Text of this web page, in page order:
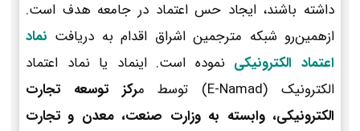
داشته باشند، ایجاد حس اعتماد در جامعه هدف است.
ازهمین‌رو شبکه مترجمین اشراق اقدام به دریافت نماد
اعتماد الکترونیکی نموده است. اینماد یا نماد اعتماد
الکترونیک (E-Namad) توسط م
رکز توسعه تجارت
الکترونیکی، وابسته به وزارت صنعت، معدن و تجارت